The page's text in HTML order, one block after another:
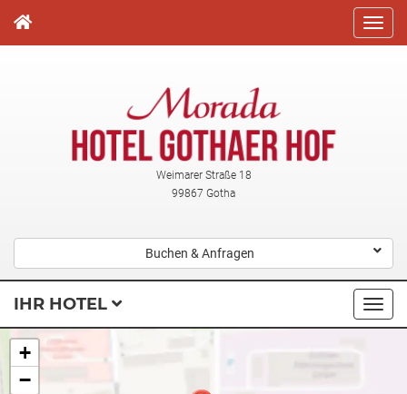
zum
Inhalt
Weimarer Straße 18
99867 Gotha
Buchen & Anfragen
IHR HOTEL
+
−